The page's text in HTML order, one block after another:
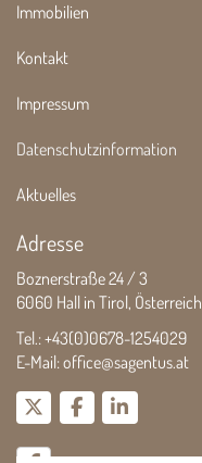
Immobilien
Kontakt
Impressum
Datenschutzinformation
Aktuelles
Adresse
Boznerstraße 24 / 3
6060 Hall in Tirol, Österreich
Tel.:+43(0)0678-1254029
E-Mail:office@sagentus.at